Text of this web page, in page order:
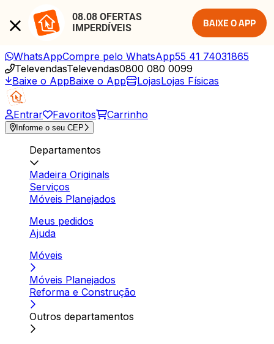
08.08 OFERTAS
IMPERDÍVEIS
BAIXE O APP
WhatsAppCompre pelo WhatsApp55 41 74031865
TelevendasTelevendas0800 080 0099
Baixe o AppBaixe o App LojasLojas Físicas
Entrar Favoritos Carrinho
Informe o seu CEP
Departamentos
Madeira Originals
Serviços
Móveis Planejados
Meus pedidos
Ajuda
Móveis
Móveis Planejados
Reforma e Construção
Outros departamentos